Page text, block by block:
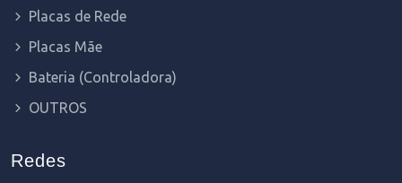
Placas de Rede
Placas Mãe
Bateria (Controladora)
OUTROS
Redes